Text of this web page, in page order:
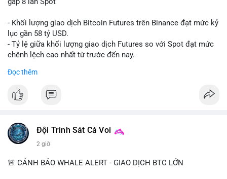
- Khối lượng giao dịch Bitcoin Futures trên Binance đạt mức kỷ
lục gần 58 tỷ USD.
- Tỷ lệ giữa khối lượng giao dịch Futures so với Spot đạt mức
chênh lệch cao nhất từ trước đến nay.
dịch Spot.
#binance #btc
#vlikevn #titanbot
📰 Nguồn: Cointelegraph
Đọc thêm
Đội Trinh Sát Cá Voi
2 giờ
🚨 CẢNH BÁO WHALE ALERT - GIAO DỊCH BTC LỚN